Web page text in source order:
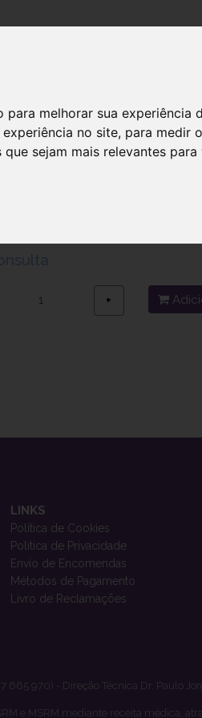
melhorar sua experiência
no site, para medir
sejam mais relevantes para
Rr Jogo Canula
+
LINKS
Política de Cookies
Política de Privacidade
Envio de Encomendas
Métodos de Pagamento
Livro de Reclamações
665 970) - Direção Técnica Dr. Paulo
e MSRM mediante receita médica,